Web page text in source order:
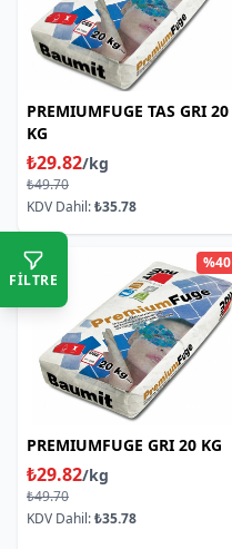
FİLTRE
PREMIUMFUGE TAS GRI 20
KG
₺29.82/kg
₺49.70
KDV Dahil:₺35.78
%40
PREMIUMFUGE GRI 20 KG
₺29.82/kg
₺49.70
KDV Dahil:₺35.78